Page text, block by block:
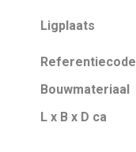
Ligplaats
Referentiecode
Bouwmateriaal
L x B x D ca